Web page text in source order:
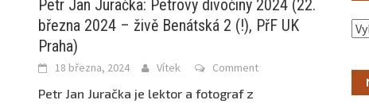
Petr Jan Juračka: Petrovy divočiny 2024 (22.
března 2024 – živě Benátská 2 (!), PřF UK
Praha)
18 března, 2024 Vítek Comment
Petr Jan Juračka je lektor a fotograf z